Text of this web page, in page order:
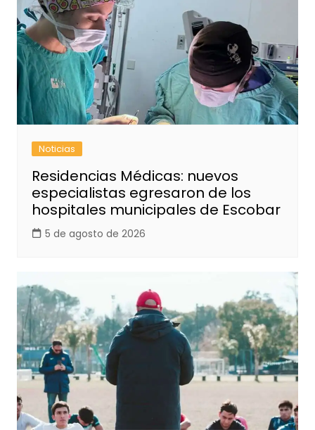
Noticias
Residencias Médicas: nuevos
especialistas egresaron de los
hospitales municipales de Escobar
5 de agosto de 2026